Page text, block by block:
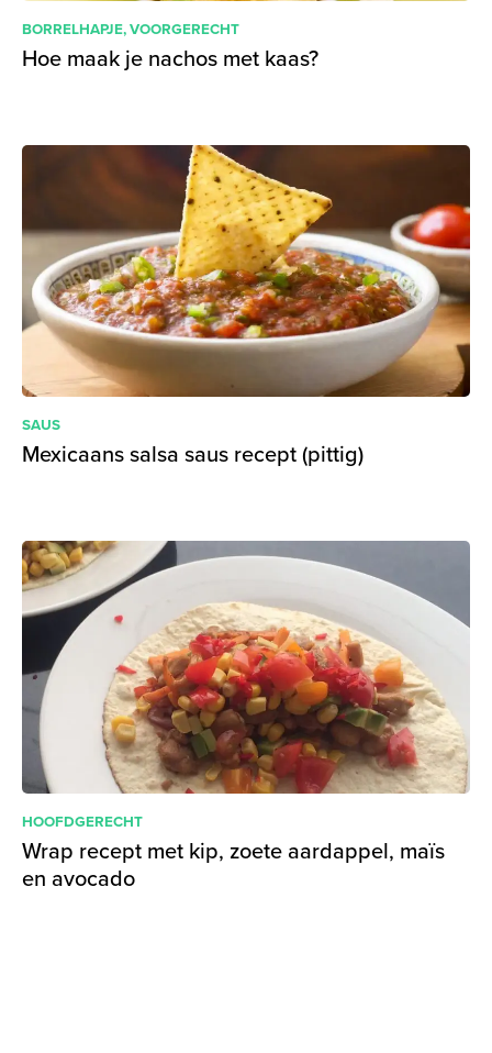
BORRELHAPJE,VOORGERECHT
Hoe maak je nachos met kaas?
SAUS
Mexicaans salsa saus recept (pittig)
HOOFDGERECHT
Wrap recept met kip, zoete aardappel, maïs
en avocado